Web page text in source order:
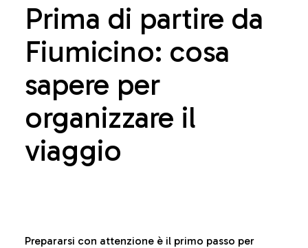
Prima di partire da
Fiumicino: cosa
sapere per
organizzare il
viaggio
Prepararsi con attenzione è il primo passo per